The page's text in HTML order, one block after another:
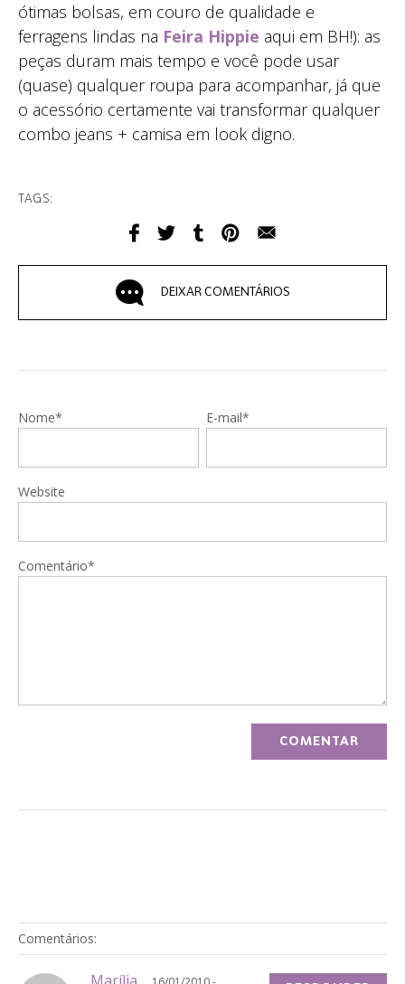
ótimas bolsas, em couro de qualidade e
ferragens lindas na Feira Hippie aqui em BH!): as
peças duram mais tempo e você pode usar
(quase) qualquer roupa para acompanhar, já que
o acessório certamente vai transformar qualquer
combo jeans + camisa em look digno.
TAGS:
DEIXAR COMENTÁRIOS
Nome* E-mail*
Website
Comentário*
Comentários: